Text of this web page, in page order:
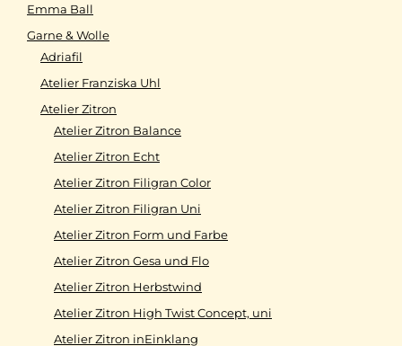
Emma Ball
Garne & Wolle
Adriafil
Atelier Franziska Uhl
Atelier Zitron
Atelier Zitron Balance
Atelier Zitron Echt
Atelier Zitron Filigran Color
Atelier Zitron Filigran Uni
Atelier Zitron Form und Farbe
Atelier Zitron Gesa und Flo
Atelier Zitron Herbstwind
Atelier Zitron High Twist Concept, uni
Atelier Zitron inEinklang